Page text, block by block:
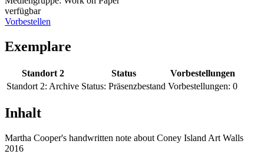
verfügbar
Vorbestellen
Exemplare
Standort 2 Status
Vorbestellungen
Standort 2: Archive Status: Präsenzbestand Vorbestellungen: 0
Inhalt
Martha Cooper's handwritten note about Coney Island Art Walls
2016